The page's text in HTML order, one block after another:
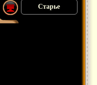
Старье